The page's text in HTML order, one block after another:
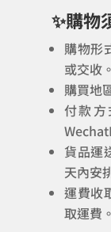
✨購物
購物形
或交收。
購買地
付款
貨品運
天內安
運費收
取運費。